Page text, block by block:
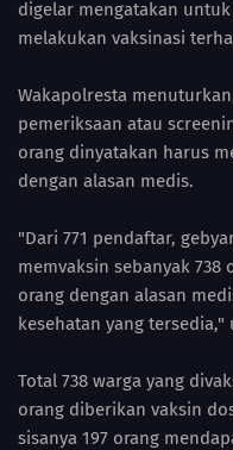
digelar mengatakan
melakukan vaksinasi
Wakapolresta
pemeriksaan atau
orang dinyatakan harus
dengan alasan medis.
"Dari 771 pendaftar,
memvaksin sebanyak 738
orang dengan alasan
kesehatan yang tersedia,"
Total 738 warga yang
orang diberikan vaksin
sisanya 197 orang